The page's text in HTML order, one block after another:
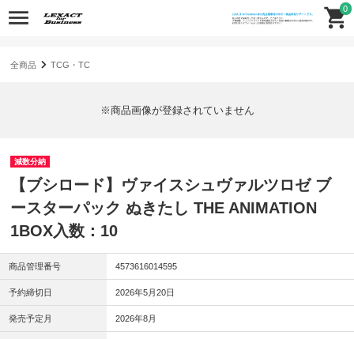
0
全商品 TCG・TC
※商品画像が登録されていません
減数分納
【ブシロード】ヴァイスシュヴァルツロゼ ブ
ースターパック ぬきたし THE ANIMATION
1BOX入数：10
商品管理番号 4573616014595
予約締切日 2026年5月20日
発売予定月 2026年8月